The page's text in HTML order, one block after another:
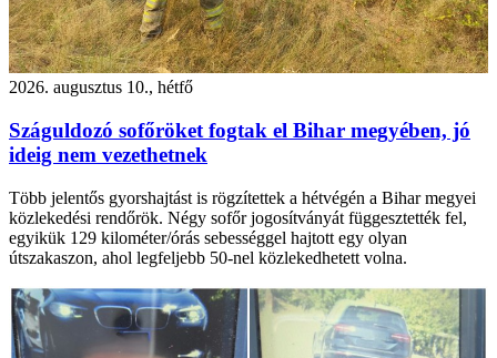
2026. augusztus 10., hétfő
Száguldozó sofőröket fogtak el Bihar megyében, jó
ideig nem vezethetnek
Több jelentős gyorshajtást is rögzítettek a hétvégén a Bihar megyei
közlekedési rendőrök. Négy sofőr jogosítványát függesztették fel,
egyikük 129 kilométer/órás sebességgel hajtott egy olyan
útszakaszon, ahol legfeljebb 50-nel közlekedhetett volna.